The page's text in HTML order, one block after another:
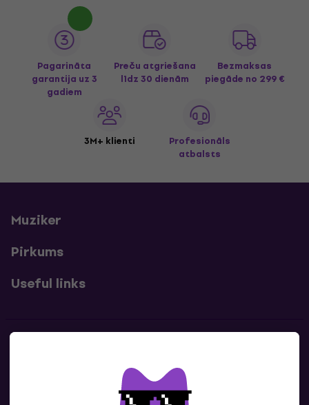
Pagarināta
garantija uz 3
gadiem
Preču atgriešana
līdz 30 dienām
Bezmaksas
piegāde no 299 €
3M+ klienti
Profesionāls
atbalsts
Muziker
Pirkums
Useful links
Sazinies ar mums